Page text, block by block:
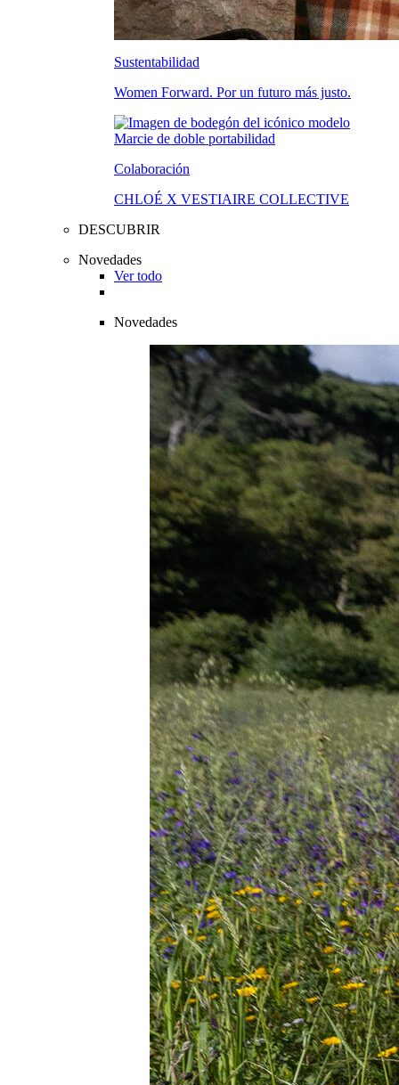
Sustentabilidad
Women Forward. Por un futuro más justo.
Colaboración
CHLOÉ X VESTIAIRE COLLECTIVE
DESCUBRIR
Novedades
Ver todo
Novedades